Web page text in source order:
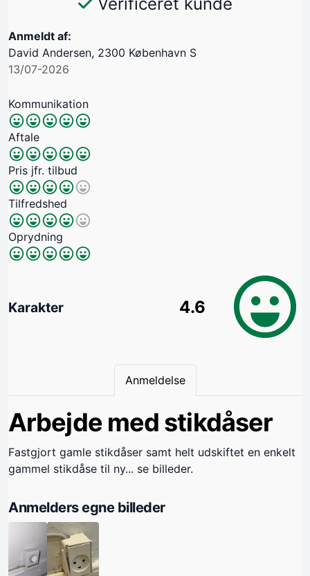
Anmeldt af:
David Andersen, 2300 København S
13/07-2026
Kommunikation
Aftale
Pris jfr. tilbud
Tilfredshed
Oprydning
Karakter 4.6
Anmeldelse
Arbejde med stikdåser
Fastgjort gamle stikdåser samt helt udskiftet en enkelt
gammel stikdåse til ny... se billeder.
Anmelders egne billeder